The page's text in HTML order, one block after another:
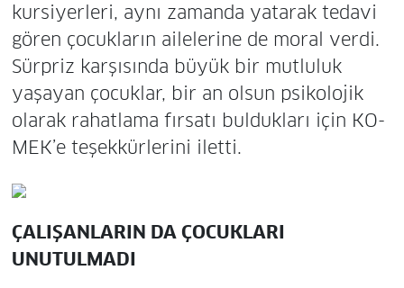
kursiyerleri, aynı zamanda yatarak tedavi
gören çocukların ailelerine de moral verdi.
Sürpriz karşısında büyük bir mutluluk
yaşayan çocuklar, bir an olsun psikolojik
olarak rahatlama fırsatı buldukları için KO-
MEK’e teşekkürlerini iletti.
ÇALIŞANLARIN DA ÇOCUKLARI
UNUTULMADI